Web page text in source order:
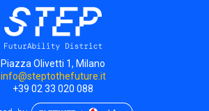
Piazza Olivetti 1, Milano
info@steptothefuture.it
+39 02 33 020 088